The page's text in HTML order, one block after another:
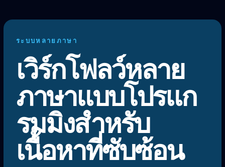
ระบบหลายภาษา
เวิร์กโฟลว์หลาย
ภาษาแบบโปรแก
รมมิงสำหรับ
เนื้อหาที่ซับซ้อน